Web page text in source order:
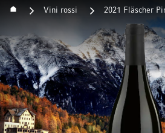
Home Vini rossi 2021 Fläscher
Vai alla fine